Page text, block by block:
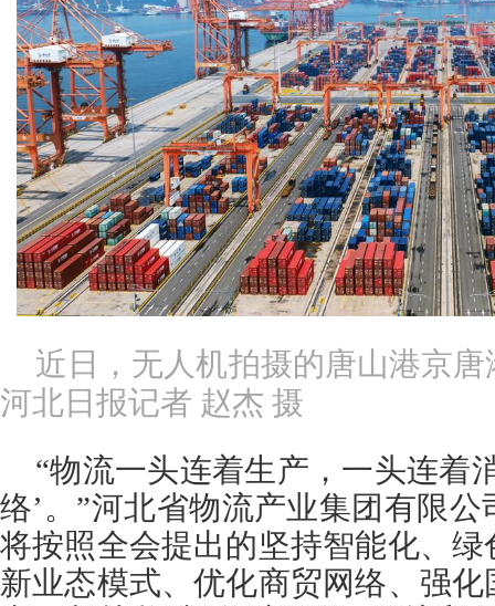
近日，无人机拍摄的唐山港京
河北日报记者 赵杰 摄
“物流一头连着生产，一头连着
络’。”河北省物流产业集团有限
将按照全会提出的坚持智能化、
新业态模式、优化商贸网络、强